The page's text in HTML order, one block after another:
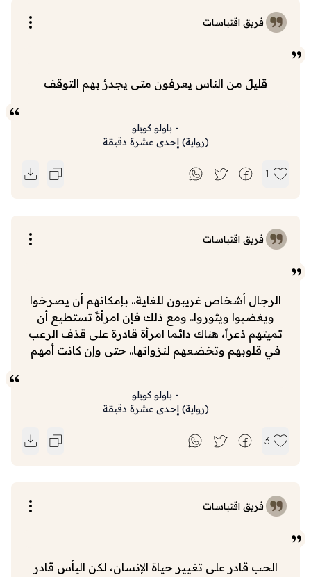
فريق اقتباسات
قليلٌ من الناس يعرفون متى يجدرُ بهم التوقف
- باولو كويلو
(رواية)إحدى عشرة دقيقة
1
فريق اقتباسات
الرجال أشخاص غريبون للغاية.. بإمكانهم أن يصرخوا
ويغضبوا ويثوروا.. ومع ذلك فإن امرأةً تستطيع أن
تميتهم ذعراً، هناك دائما امرأة قادرة على قذف الرعب
في قلوبهم وتخضعهم لنزواتها.. حتى وإن كانت أمهم
- باولو كويلو
(رواية)إحدى عشرة دقيقة
3
فريق اقتباسات
الحب قادر على تغيير حياة الإنسان، لكن اليأس قادر